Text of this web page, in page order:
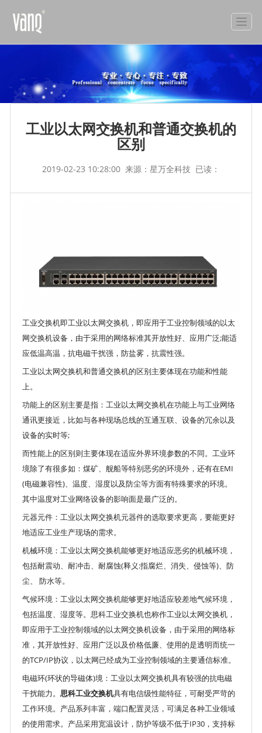
工业以太网交换机和普通交换机的
区别
2019-02-23 10:28:00 来源：星万全科技 已读：
工业交换机即工业以太网交换机，即应用于工业控制领域的以太
网交换机设备，由于采用的网络标准其开放性好、应用广泛;能适
应低温高温，抗电磁干扰强，防盐雾，抗震性强。
工业以太网交换机和普通交换机的区别主要体现在功能和性能
上。
功能上的区别主要是指：工业以太网交换机在功能上与工业网络
通讯更接近，比如与各种现场总线的互通互联、设备的冗余以及
设备的实时等;
而性能上的区别则主要体现在适应外界环境参数的不同。工业环
境除了有很多如：煤矿、舰船等特别恶劣的环境外，还有在EMI
(电磁兼容性)、温度、湿度以及防尘等方面有特殊要求的环境。
其中温度对工业网络设备的影响面是最广泛的。
元器元件：工业以太网交换机元器件的选取要求更高，要能更好
地适应工业生产现场的需求。
机械环境：工业以太网交换机能够更好地适应恶劣的机械环境，
包括耐震动、耐冲击、耐腐蚀(释义:指腐烂、消失、侵蚀等)、防
尘、 防水等。
气候环境：工业以太网交换机能够更好地适应较差地气候环境，
包括温度、湿度等。思科工业交换机也称作工业以太网交换机，
即应用于工业控制领域的以太网交换机设备，由于采用的网络标
准，其开放性好、应用广泛以及价格低廉、使用的是透明而统一
的TCP/IP协议，以太网已经成为工业控制领域的主要通信标准。
电磁环(环状的导磁体)境：工业以太网交换机具有较强的抗电磁
干扰能力。思科工业交换机具有电信级性能特征，可耐受严苛的
工作环境。产品系列丰富，端口配置灵活，可满足各种工业领域
的使用需求。产品采用宽温设计，防护等级不低于IP30，支持标